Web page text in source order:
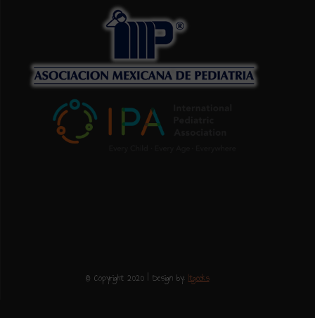
© Copyright 2020 | Design by: Itgeeks